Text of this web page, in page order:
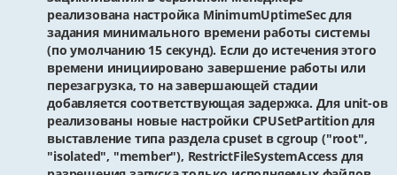
реализована настройка MinimumUptimeSec для
задания минимального времени работы системы
(по умолчанию 15 секунд). Если до истечения этого
времени инициировано завершение работы или
перезагрузка, то на завершающей стадии
добавляется соответствующая задержка. Для unit-ов
реализованы новые настройки CPUSetPartition для
выставление типа раздела cpuset в cgroup ("root",
"isolated", "member"), RestrictFileSystemAccess для